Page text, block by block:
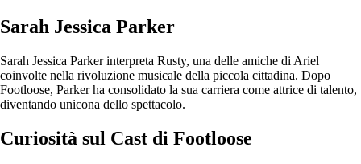
Sarah Jessica Parker
Sarah Jessica Parker interpreta Rusty, una delle amiche di Ariel
coinvolte nella rivoluzione musicale della piccola cittadina. Dopo
Footloose, Parker ha consolidato la sua carriera come attrice di talento,
diventando unicona dello spettacolo.
Curiosità sul Cast di Footloose